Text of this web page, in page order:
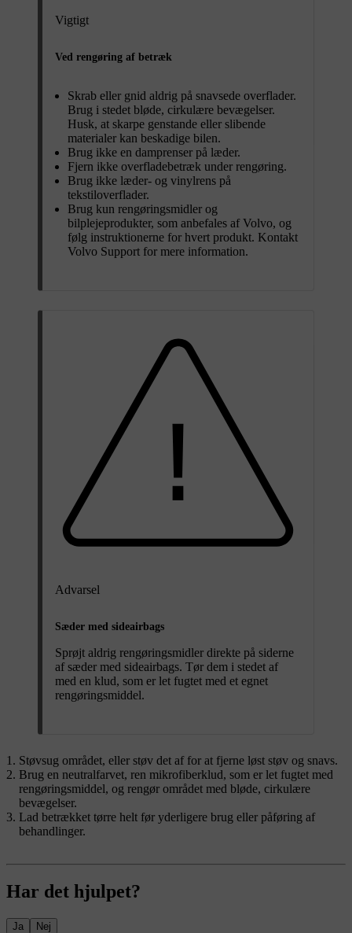
Vigtigt
Ved rengøring af betræk
Skrab eller gnid aldrig på snavsede overflader.
Brug i stedet bløde, cirkulære bevægelser.
Husk, at skarpe genstande eller slibende
materialer kan beskadige bilen.
Brug ikke en damprenser på læder.
Fjern ikke overfladebetræk under rengøring.
Brug ikke læder- og vinylrens på
tekstiloverflader.
Brug kun rengøringsmidler og
bilplejeprodukter, som anbefales af Volvo, og
følg instruktionerne for hvert produkt. Kontakt
Volvo Support for mere information.
Advarsel
Sæder med sideairbags
Sprøjt aldrig rengøringsmidler direkte på siderne
af sæder med sideairbags. Tør dem i stedet af
med en klud, som er let fugtet med et egnet
rengøringsmiddel.
Støvsug området, eller støv det af for at fjerne løst støv og snavs.
Brug en neutralfarvet, ren mikrofiberklud, som er let fugtet med
rengøringsmiddel, og rengør området med bløde, cirkulære
bevægelser.
Lad betrækket tørre helt før yderligere brug eller påføring af
behandlinger.
Har det hjulpet?
Ja Nej